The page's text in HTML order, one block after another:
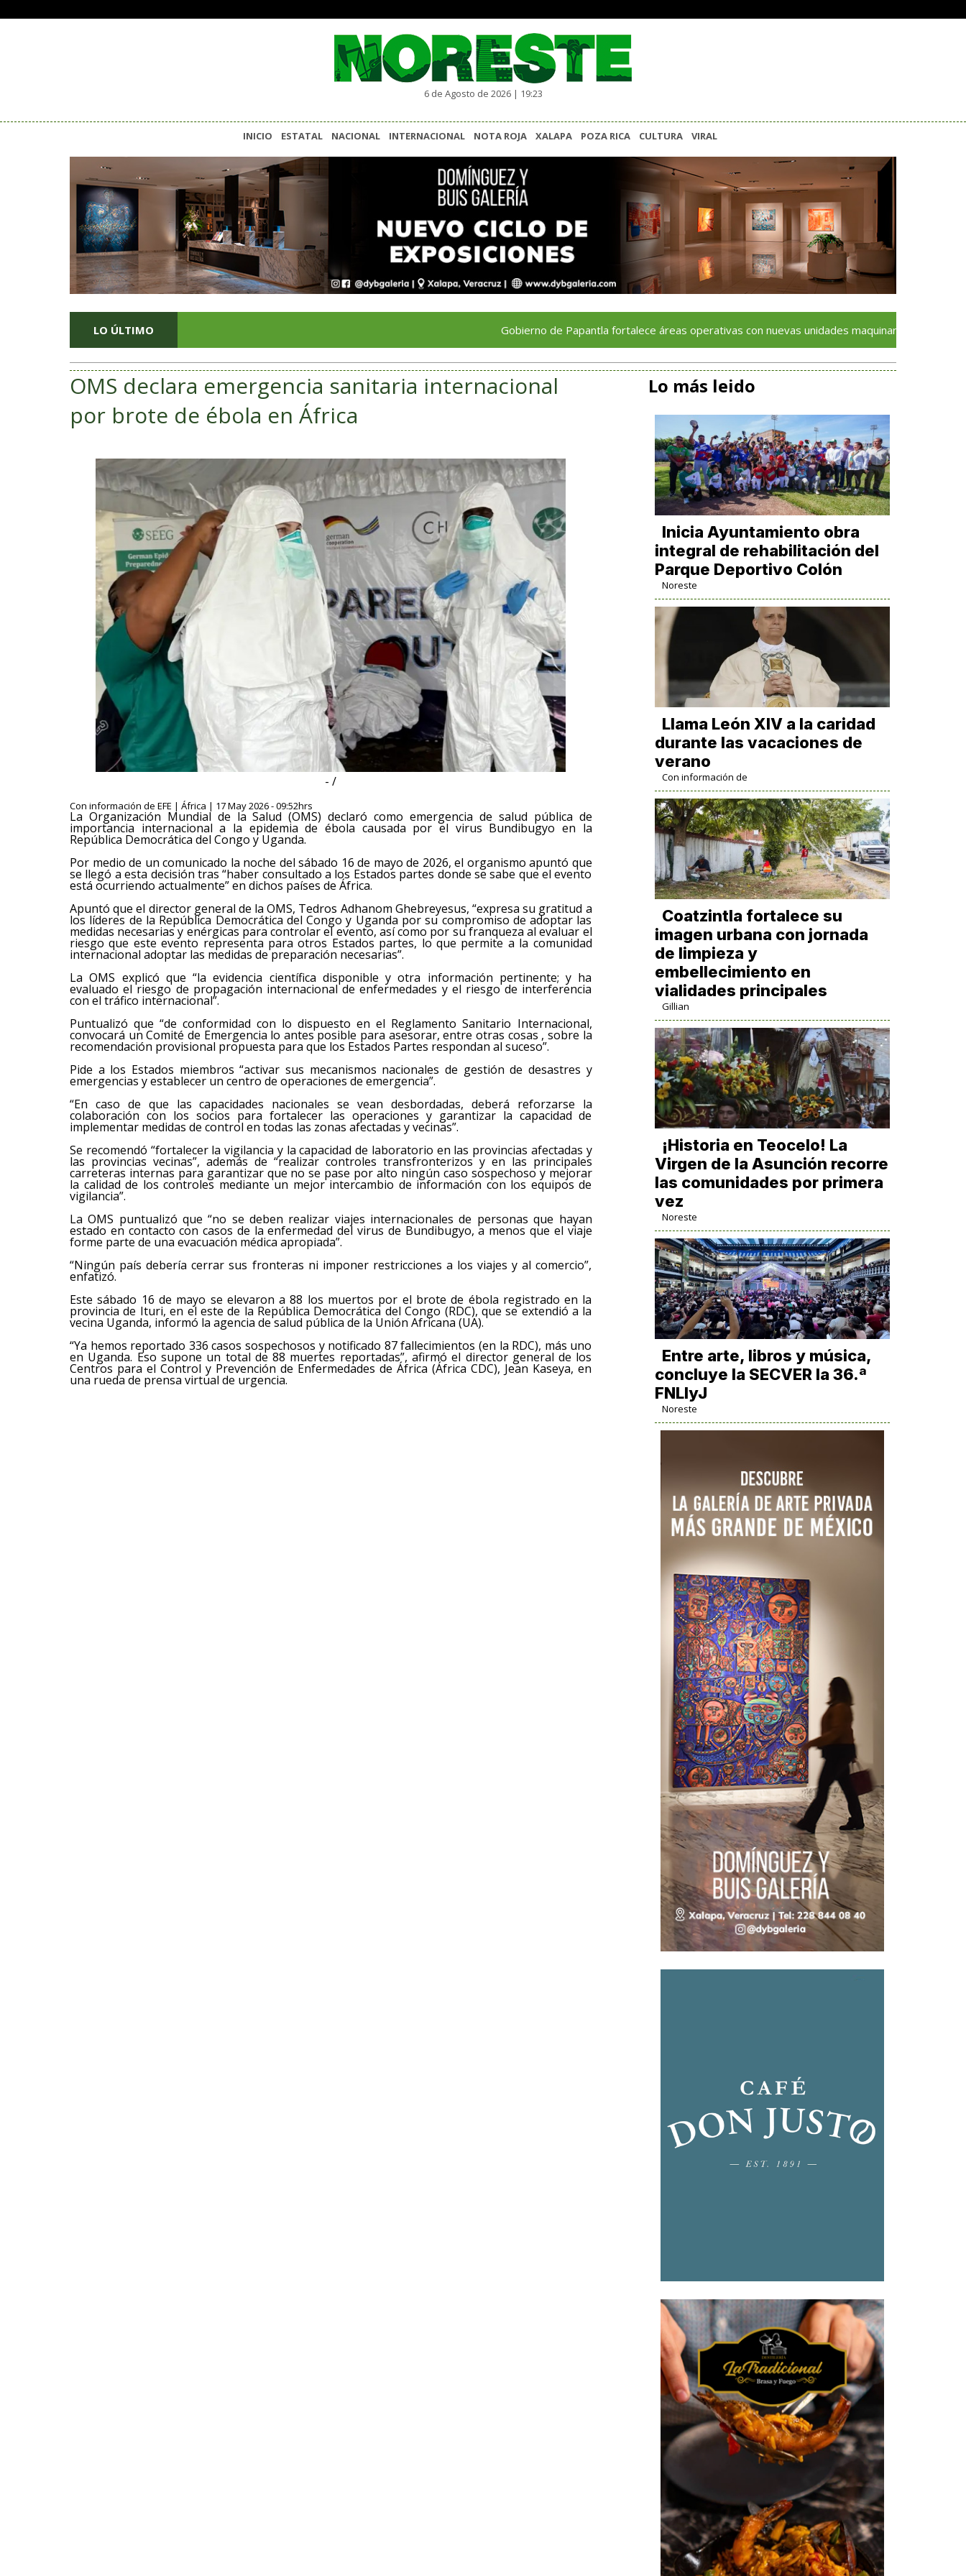
6 de Agosto de 2026 | 19:23
INICIO ESTATAL NACIONAL INTERNACIONAL NOTA ROJA XALAPA POZA RICA CULTURA VIRAL
LO ÚLTIMO Gobierno de Papantla fortalece áreas operativas con nuevas unidades maquinaria y tecnología
OMS declara emergencia sanitaria internacional
por brote de ébola en África
- /
Con información de EFE | África | 17 May 2026 - 09:52hrs
La Organización Mundial de la Salud (OMS) declaró como emergencia de salud pública de
importancia internacional a la epidemia de ébola causada por el virus Bundibugyo en la
República Democrática del Congo y Uganda.
Por medio de un comunicado la noche del sábado 16 de mayo de 2026, el organismo apuntó que
se llegó a esta decisión tras “haber consultado a los Estados partes donde se sabe que el evento
está ocurriendo actualmente” en dichos países de África.
Apuntó que el director general de la OMS, Tedros Adhanom Ghebreyesus, “expresa su gratitud a
los líderes de la República Democrática del Congo y Uganda por su compromiso de adoptar las
medidas necesarias y enérgicas para controlar el evento, así como por su franqueza al evaluar el
riesgo que este evento representa para otros Estados partes, lo que permite a la comunidad
internacional adoptar las medidas de preparación necesarias”.
La OMS explicó que “la evidencia científica disponible y otra información pertinente; y ha
evaluado el riesgo de propagación internacional de enfermedades y el riesgo de interferencia
con el tráfico internacional”.
Puntualizó que “de conformidad con lo dispuesto en el Reglamento Sanitario Internacional,
convocará un Comité de Emergencia lo antes posible para asesorar, entre otras cosas , sobre la
recomendación provisional propuesta para que los Estados Partes respondan al suceso”.
Pide a los Estados miembros “activar sus mecanismos nacionales de gestión de desastres y
emergencias y establecer un centro de operaciones de emergencia”.
“En caso de que las capacidades nacionales se vean desbordadas, deberá reforzarse la
colaboración con los socios para fortalecer las operaciones y garantizar la capacidad de
implementar medidas de control en todas las zonas afectadas y vecinas”.
Se recomendó “fortalecer la vigilancia y la capacidad de laboratorio en las provincias afectadas y
las provincias vecinas”, además de “realizar controles transfronterizos y en las principales
carreteras internas para garantizar que no se pase por alto ningún caso sospechoso y mejorar
la calidad de los controles mediante un mejor intercambio de información con los equipos de
vigilancia”.
La OMS puntualizó que “no se deben realizar viajes internacionales de personas que hayan
estado en contacto con casos de la enfermedad del virus de Bundibugyo, a menos que el viaje
forme parte de una evacuación médica apropiada”.
“Ningún país debería cerrar sus fronteras ni imponer restricciones a los viajes y al comercio”,
enfatizó.
Este sábado 16 de mayo se elevaron a 88 los muertos por el brote de ébola registrado en la
provincia de Ituri, en el este de la República Democrática del Congo (RDC), que se extendió a la
vecina Uganda, informó la agencia de salud pública de la Unión Africana (UA).
“Ya hemos reportado 336 casos sospechosos y notificado 87 fallecimientos (en la RDC), más uno
en Uganda. Eso supone un total de 88 muertes reportadas”, afirmó el director general de los
Centros para el Control y Prevención de Enfermedades de África (África CDC), Jean Kaseya, en
una rueda de prensa virtual de urgencia.
Lo más leido
Inicia Ayuntamiento obra
integral de rehabilitación del
Parque Deportivo Colón
Noreste
Llama León XIV a la caridad
durante las vacaciones de
verano
Con información de
Coatzintla fortalece su
imagen urbana con jornada
de limpieza y
embellecimiento en
vialidades principales
Gillian
​¡Historia en Teocelo! La
Virgen de la Asunción recorre
las comunidades por primera
vez
Noreste
Entre arte, libros y música,
concluye la SECVER la 36.ª
FNLIyJ
Noreste